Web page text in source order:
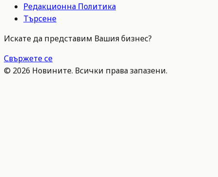
Редакционна Политика
Търсене
Искате да представим Вашия бизнес?
Свържете се
© 2026 Новините. Всички права запазени.